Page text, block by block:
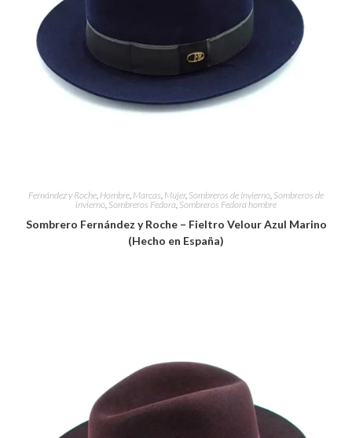
Fernández y Roche Hombre Marcas Mujer, Sombreros de Invierno Sombreros de
invierno Sombreros Fedora, Sombreros Fedora hombre
Sombrero Fernández y Roche – Fieltro Velour Azul Marino
(Hecho en España)